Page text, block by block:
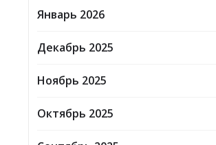
Январь 2026
Декабрь 2025
Ноябрь 2025
Октябрь 2025